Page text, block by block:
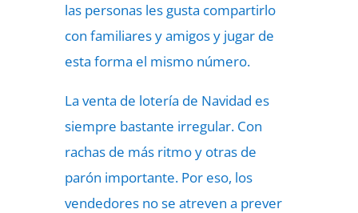
las personas les gusta compartirlo
con familiares y amigos y jugar de
esta forma el mismo número.
La venta de lotería de Navidad es
siempre bastante irregular. Con
rachas de más ritmo y otras de
parón importante. Por eso, los
vendedores no se atreven a prever